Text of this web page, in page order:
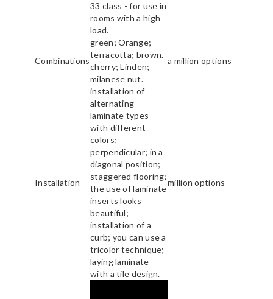
33 class - for use in
rooms with a high
load.
Combinations
green; Orange;
terracotta; brown.
cherry; Linden;
milanese nut.
a million options
Installation
installation of
alternating
laminate types
with different
colors;
perpendicular; in a
diagonal position;
staggered flooring;
the use of laminate
inserts looks
beautiful;
installation of a
curb; you can use a
tricolor technique;
laying laminate
with a tile design.
million options